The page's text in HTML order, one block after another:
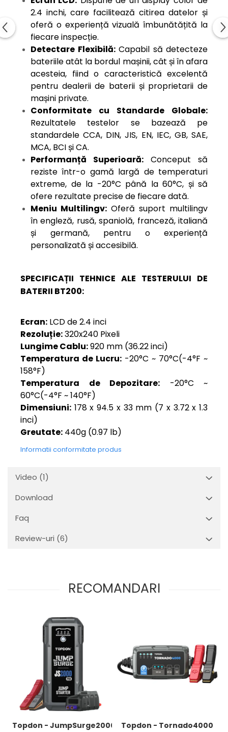
2.4 inchi, care facilitează citirea datelor și
oferă o experiență vizuală îmbunătățită la
fiecare inspecție.
Detectare Flexibilă:Capabil să detecteze
bateriile atât la bordul mașinii, cât și în afara
acesteia, fiind o caracteristică excelentă
pentru dealerii de baterii și proprietarii de
mașini private.
Conformitate cu Standarde Globale:
Rezultatele testelor se bazează pe
standardele CCA, DIN, JIS, EN, IEC, GB, SAE,
MCA, BCI și CA.
Performanță Superioară: Conceput să
reziste într-o gamă largă de temperaturi
extreme, de la -20°C până la 60°C, și să
ofere rezultate precise de fiecare dată.
Meniu Multilingv: Oferă suport multilingv
în engleză, rusă, spaniolă, franceză, italiană
și germană, pentru o experiență
personalizată și accesibilă.
SPECIFICAȚII TEHNICE ALE TESTERULUI DE
BATERII BT200:
Ecran: LCD de 2.4 inci
Rezoluție:320x240 Pixeli
Lungime Cablu:920 mm (36.22 inci)
Temperatura de Lucru: -20°C ~ 70°C(-4°F ~
158°F)
Temperatura de Depozitare: -20°C ~
60°C(-4°F ~ 140°F)
Dimensiuni: 178 x 94.5 x 33 mm (7 x 3.72 x 1.3
inci)
Greutate: 440g (0.97 lb)
Informatii conformitate produs
Video (1)
Download
Faq
Review-uri (6)
RECOMANDARI
Topdon - JumpSurge2000 ProTopdon - Tornado4000